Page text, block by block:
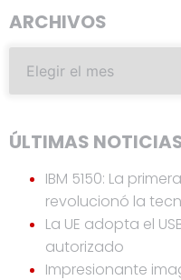
ARCHIVOS
ÚLTIMAS
IBM 5150: La
revolucionó la
La UE adopta el
autorizado
Impresionante